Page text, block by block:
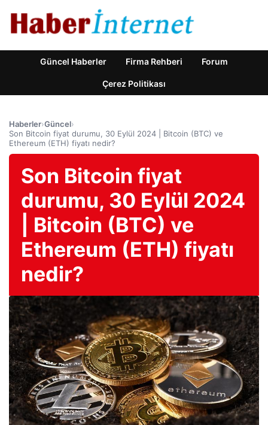
Güncel Haberler Firma Rehberi Forum
Çerez Politikası
Haberler›Güncel›
Son Bitcoin fiyat durumu, 30 Eylül 2024 | Bitcoin (BTC) ve
Ethereum (ETH) fiyatı nedir?
Son Bitcoin fiyat
durumu, 30 Eylül 2024
| Bitcoin (BTC) ve
Ethereum (ETH) fiyatı
nedir?